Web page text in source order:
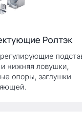
Ролтэк
и нижняя ловушки,
опоры, заглушки